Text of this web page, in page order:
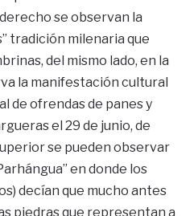
se observan la
tradición milenaria que
del mismo lado, en la
la manifestación cultural
de ofrendas de panes y
el 29 de junio, de
se pueden observar
en donde los
decían que mucho antes
piedras que representan a